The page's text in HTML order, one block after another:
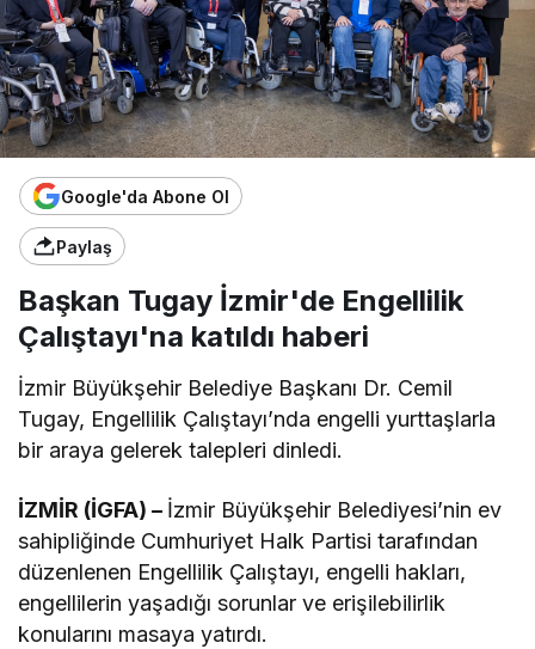
Google'da Abone Ol
Paylaş
Başkan Tugay İzmir'de Engellilik
Çalıştayı'na katıldı haberi
İzmir Büyükşehir Belediye Başkanı Dr. Cemil
Tugay, Engellilik Çalıştayı’nda engelli yurttaşlarla
bir araya gelerek talepleri dinledi.
İZMİR (İGFA) – İzmir Büyükşehir Belediyesi’nin ev
sahipliğinde Cumhuriyet Halk Partisi tarafından
düzenlenen Engellilik Çalıştayı, engelli hakları,
engellilerin yaşadığı sorunlar ve erişilebilirlik
konularını masaya yatırdı.